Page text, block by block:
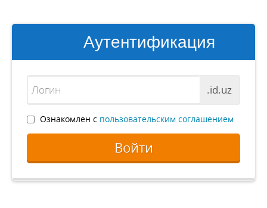
Аутентификация
.id.uz
Ознакомлен с пользовательским соглашением
Войти